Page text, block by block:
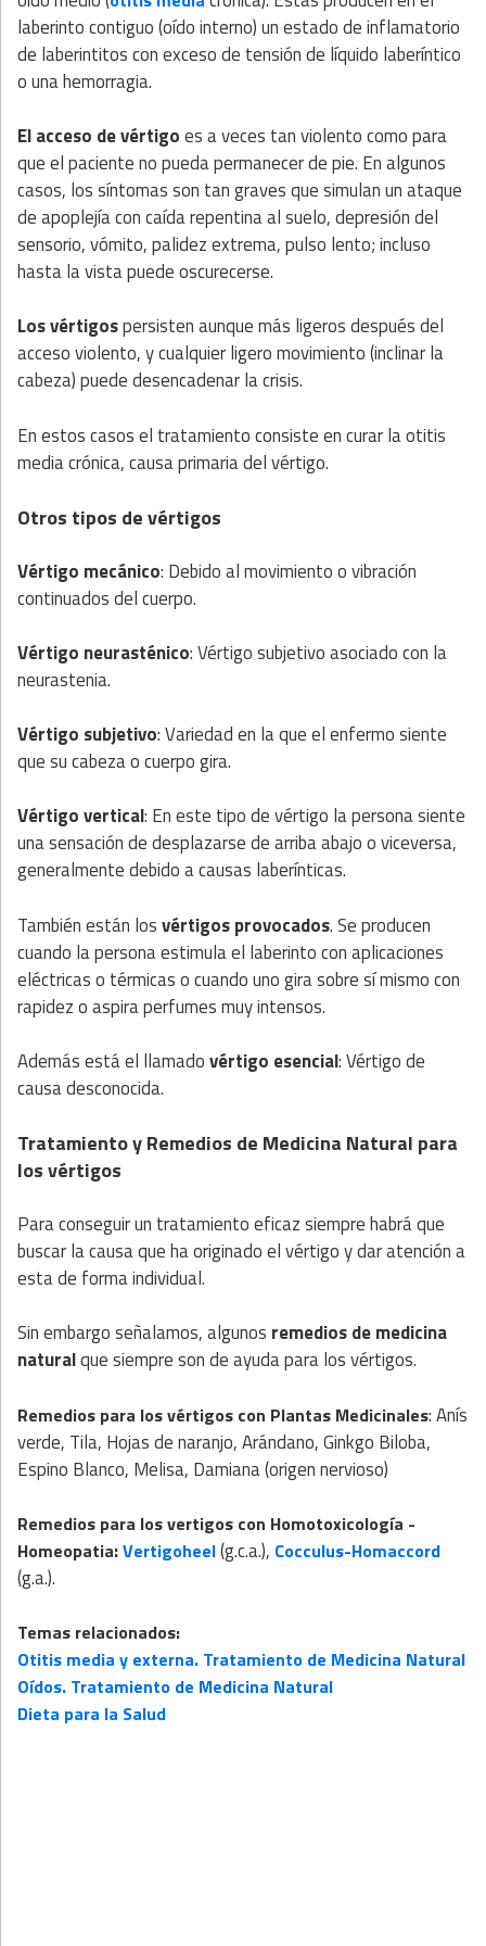
laberinto contiguo (oído interno) un estado de inflamatorio
de laberintitos con exceso de tensión de líquido laberíntico
o una hemorragia.
El acceso de vértigoes a veces tan violento como para
que el paciente no pueda permanecer de pie. En algunos
casos, los síntomas son tan graves que simulan un ataque
de apoplejía con caída repentina al suelo, depresión del
sensorio, vómito, palidez extrema, pulso lento; incluso
hasta la vista puede oscurecerse.
Los vértigospersisten aunque más ligeros después del
acceso violento, y cualquier ligero movimiento (inclinar la
cabeza) puede desencadenar la crisis.
En estos casos el tratamiento consiste en curar la otitis
media crónica, causa primaria del vértigo.
Otros tipos de vértigos
Vértigo mecánico: Debido al movimiento o vibración
continuados del cuerpo.
Vértigo neurasténico: Vértigo subjetivo asociado con la
neurastenia.
Vértigo subjetivo: Variedad en la que el enfermo siente
que su cabeza o cuerpo gira.
Vértigo vertical: En este tipo de vértigo la persona siente
una sensación de desplazarse de arriba abajo o viceversa,
generalmente debido a causas laberínticas.
También están losvértigos provocados. Se producen
cuando la persona estimula el laberinto con aplicaciones
eléctricas o térmicas o cuando uno gira sobre sí mismo con
rapidez o aspira perfumes muy intensos.
Además está el llamadovértigo esencial: Vértigo de
causa desconocida.
Tratamiento y Remedios de Medicina Natural para
los vértigos
Para conseguir un tratamiento eficaz siempre habrá que
buscar la causa que ha originado el vértigo y dar atención a
esta de forma individual.
Sin embargo señalamos, algunos remedios de medicina
naturalque siempre son de ayuda para los vértigos.
Remedios para los vértigos con Plantas Medicinales: Anís
verde, Tila, Hojas de naranjo, Arándano, Ginkgo Biloba,
Espino Blanco, Melisa, Damiana (origen nervioso)
Remedios para los vertigos con Homotoxicología -
Homeopatia:Vertigoheel(g.c.a.), Cocculus-Homaccord
(g.a.).
Temas relacionados:
Otitis media y externa. Tratamiento de Medicina Natural
Oídos. Tratamiento de Medicina Natural
Dieta para la Salud